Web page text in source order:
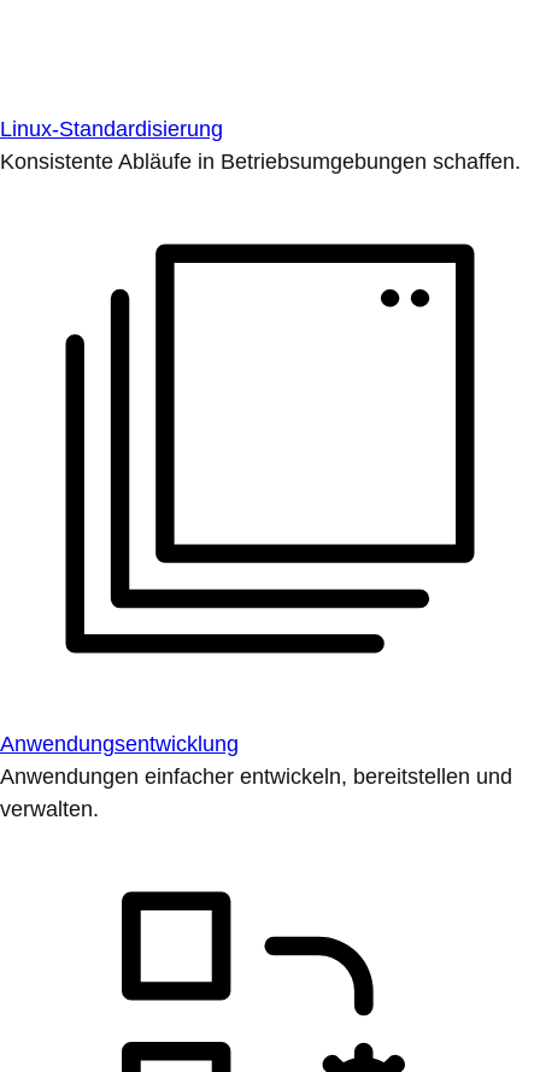
Linux-Standardisierung
Konsistente Abläufe in Betriebsumgebungen schaffen.
Anwendungsentwicklung
Anwendungen einfacher entwickeln, bereitstellen und
verwalten.